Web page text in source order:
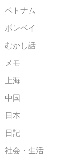
ベトナム
ボンベイ
むかし話
メモ
上海
中国
日本
日記
社会・生活